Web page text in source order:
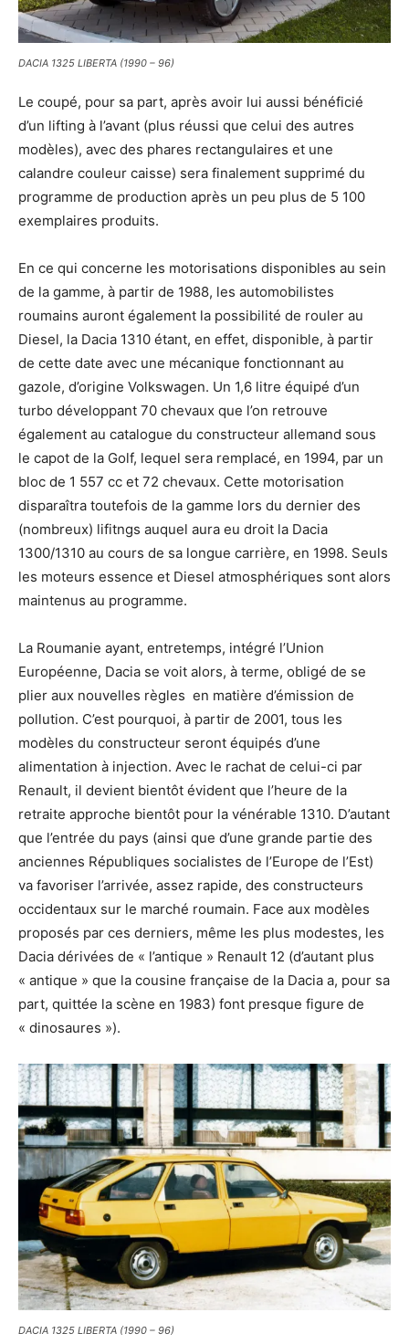
DACIA 1325 LIBERTA (1990 – 96)
Le coupé, pour sa part, après avoir lui aussi bénéficié
d’un lifting à l’avant (plus réussi que celui des autres
modèles), avec des phares rectangulaires et une
calandre couleur caisse) sera finalement supprimé du
programme de production après un peu plus de 5 100
exemplaires produits.
En ce qui concerne les motorisations disponibles au sein
de la gamme, à partir de 1988, les automobilistes
roumains auront également la possibilité de rouler au
Diesel, la Dacia 1310 étant, en effet, disponible, à partir
de cette date avec une mécanique fonctionnant au
gazole, d’origine Volkswagen. Un 1,6 litre équipé d’un
turbo développant 70 chevaux que l’on retrouve
également au catalogue du constructeur allemand sous
le capot de la Golf, lequel sera remplacé, en 1994, par un
bloc de 1 557 cc et 72 chevaux. Cette motorisation
disparaîtra toutefois de la gamme lors du dernier des
(nombreux) lifitngs auquel aura eu droit la Dacia
1300/1310 au cours de sa longue carrière, en 1998. Seuls
les moteurs essence et Diesel atmosphériques sont alors
maintenus au programme.
La Roumanie ayant, entretemps, intégré l’Union
Européenne, Dacia se voit alors, à terme, obligé de se
plier aux nouvelles règles en matière d’émission de
pollution. C’est pourquoi, à partir de 2001, tous les
modèles du constructeur seront équipés d’une
alimentation à injection. Avec le rachat de celui-ci par
Renault, il devient bientôt évident que l’heure de la
retraite approche bientôt pour la vénérable 1310. D’autant
que l’entrée du pays (ainsi que d’une grande partie des
anciennes Républiques socialistes de l’Europe de l’Est)
va favoriser l’arrivée, assez rapide, des constructeurs
occidentaux sur le marché roumain. Face aux modèles
proposés par ces derniers, même les plus modestes, les
Dacia dérivées de « l’antique » Renault 12 (d’autant plus
« antique » que la cousine française de la Dacia a, pour sa
part, quittée la scène en 1983) font presque figure de
« dinosaures »).
DACIA 1325 LIBERTA (1990 – 96)